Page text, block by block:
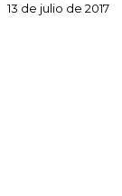
13 de julio de 2017